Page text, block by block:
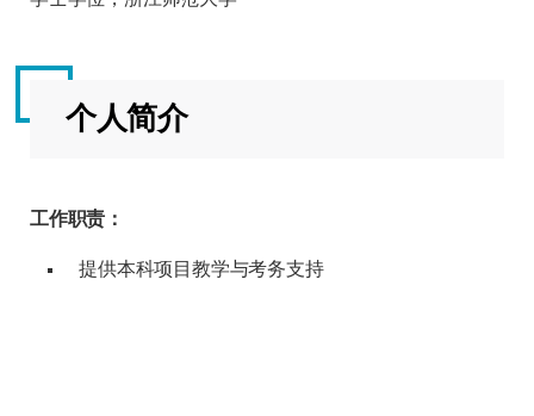
个人简介
工作职责 ：
提供本科项目教学与考务支持